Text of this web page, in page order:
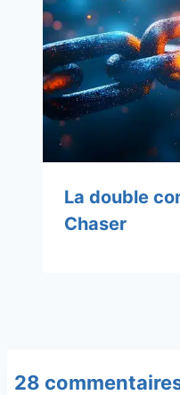
La double
Chaser
28